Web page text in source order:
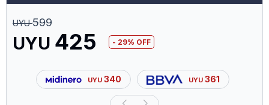
UYU 425
UYU 599
29
UYU 340 UYU 361